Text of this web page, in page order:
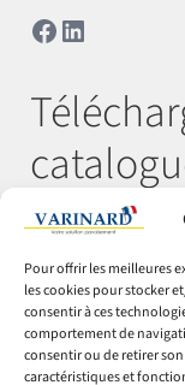
Pour offrir les meilleures
les cookies pour stocker
consentir à ces
comportement de
consentir ou de retirer
caractéristiques et
Facebook
LinkedIn
© Varinard 2026